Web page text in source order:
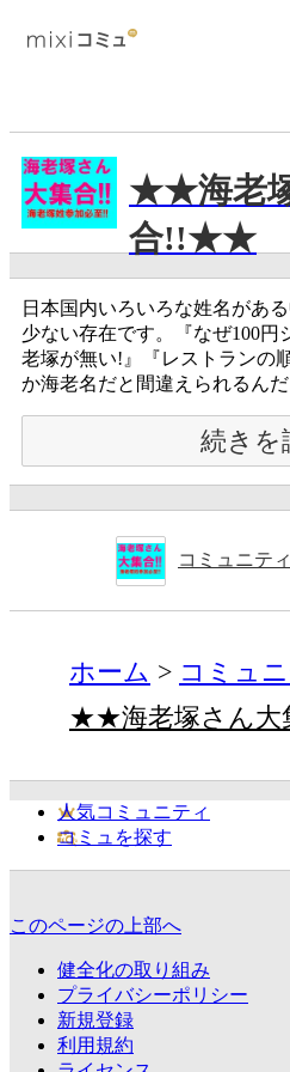
★★海老
合!!★★
日本国内いろいろな姓名があ
少ない存在です。『なぜ100円
老塚が無い!』『レストランの
か海老名だと間違えられるん
続きを
コミュニテ
ホーム コミュ
★★海老塚さん
人気コミュニティ
コミュを探す
このページの上部へ
健全化の取り組み
プライバシーポリシー
新規登録
利用規約